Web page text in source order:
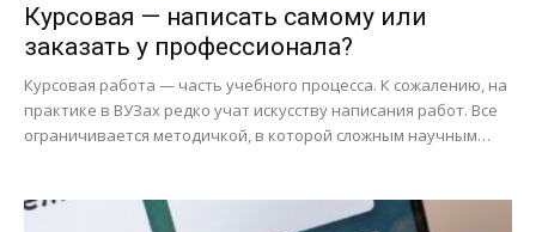
Курсовая — написать самому или
заказать у профессионала?
Курсовая работа — часть учебного процесса. К сожалению, на
практике в ВУЗах редко учат искусству написания работ. Все
ограничивается методичкой, в которой сложным научным…